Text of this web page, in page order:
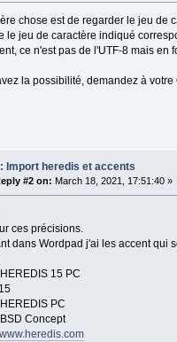
chose est de regarder le jeu de
le jeu de caractère indiqué
ce n'est pas de l'UTF-8 mais en
la possibilité, demandez à
Import heredis et accents
#2 on: March 18, 2021, 17:51:40 »
ces précisions.
dans Wordpad j'ai les accent qui
15 PC
PC
Concept
www.heredis.com